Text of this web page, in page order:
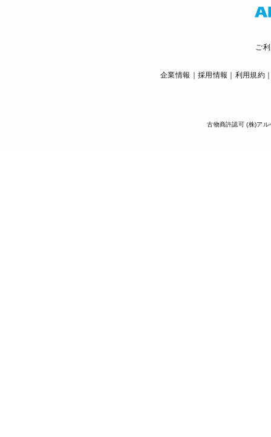
ご
企業情報 採用情報 利用規約
古物商許認可 (株)ア